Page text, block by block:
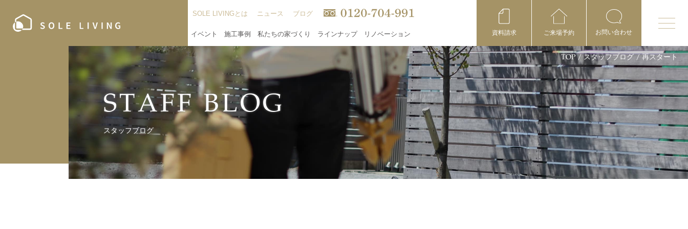
SOLE LIVINGとは ニュース ブログ
イベント 施工事例 私たちの家づくり ラインナップ リノベーション 資料請求 ご来場予約 お問い合わせ
STAFF BLOG
ス タ ッフブログ
TOP / スタッフブログ / 再スタート